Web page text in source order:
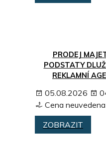
PRODEJ
PODSTATY
REKLAMNÍ
05.08.2026
Cena neuvedena
ZOBRAZIT